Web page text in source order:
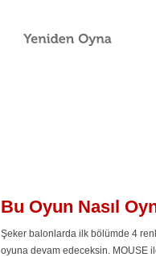
Bu Oyun Nasıl
Şeker balonlarda ilk bölümde 4
oyuna devam edeceksin. MOUSE